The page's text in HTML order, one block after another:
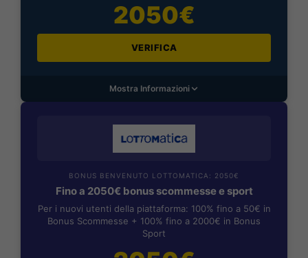
2050€
VERIFICA
Mostra Informazioni
BONUS BENVENUTO LOTTOMATICA: 2050€
Fino a 2050€ bonus scommesse e sport
Per i nuovi utenti della piattaforma: 100% fino a 50€ in
Bonus Scommesse + 100% fino a 2000€ in Bonus
Sport